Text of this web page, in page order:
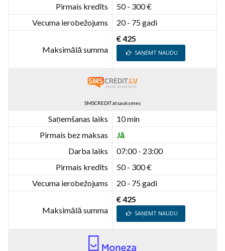
Pirmais kredīts
50 - 300 €
Vecuma ierobežojums
20 - 75 gadi
Maksimālā summa
€ 425
SAŅEMT NAUDU
SMSCREDIT atsauksmes
Saņemšanas laiks
10 min
Pirmais bez maksas
Jā
Darba laiks
07:00 - 23:00
Pirmais kredīts
50 - 300 €
Vecuma ierobežojums
20 - 75 gadi
Maksimālā summa
€ 425
SAŅEMT NAUDU